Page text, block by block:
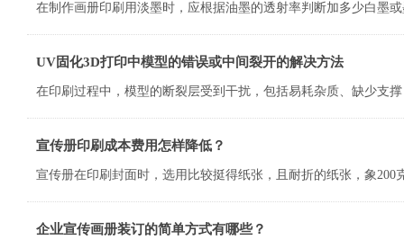
UV固化3D打印中模型的错误或中间裂开的解决方法
在印刷过程中，模型的断裂层受到干扰，包括易耗杂质、缺少支
宣传册印刷成本费用怎样降低？
企业宣传画册装订的简单方式有哪些？